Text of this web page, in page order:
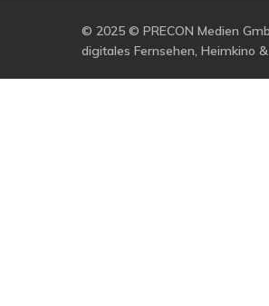
© 2025 © PRECON Medien
digitales Fernsehen, Heimkino